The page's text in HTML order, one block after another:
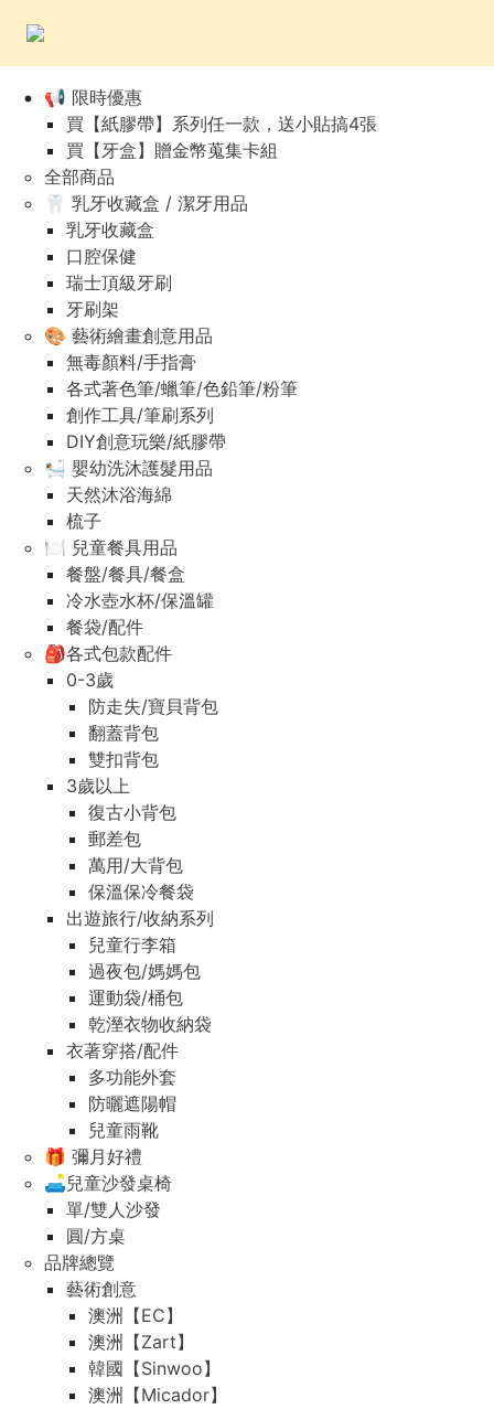
📢 限時優惠
買【紙膠帶】系列任一款，送小貼搞4張
買【牙盒】贈金幣蒐集卡組
全部商品
🦷 乳牙收藏盒 / 潔牙用品
乳牙收藏盒
口腔保健
瑞士頂級牙刷
牙刷架
🎨 藝術繪畫創意用品
無毒顏料/手指膏
各式著色筆/蠟筆/色鉛筆/粉筆
創作工具/筆刷系列
DIY創意玩樂/紙膠帶
🛀 嬰幼洗沐護髮用品
天然沐浴海綿
梳子
🍽️ 兒童餐具用品
餐盤/餐具/餐盒
冷水壺水杯/保溫罐
餐袋/配件
🎒各式包款配件
0-3歲
防走失/寶貝背包
翻蓋背包
雙扣背包
3歲以上
復古小背包
郵差包
萬用/大背包
保溫保冷餐袋
出遊旅行/收納系列
兒童行李箱
過夜包/媽媽包
運動袋/桶包
乾溼衣物收納袋
衣著穿搭/配件
多功能外套
防曬遮陽帽
兒童雨靴
🎁 彌月好禮
🛋️兒童沙發桌椅
單/雙人沙發
圓/方桌
品牌總覽
藝術創意
澳洲【EC】
澳洲【Zart】
韓國【Sinwoo】
澳洲【Micador】